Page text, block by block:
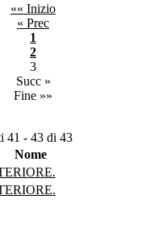
«« Inizio
« Prec
1
2
3
Succ »
Fine »»
41 - 43 di 43
Nome